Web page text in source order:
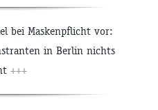
bei Maskenpflicht vor:
in Berlin nichts
+++